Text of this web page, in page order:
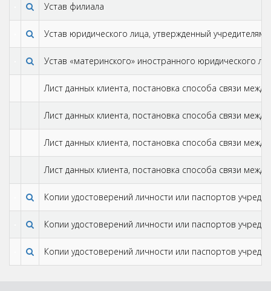
Устав филиалa
Устав юридического лица, утвержденный учредителями
Устав «материнского» иностранного юридического
Лист данных клиента, постановка способа связи
Лист данных клиента, постановка способа связи
Лист данных клиента, постановка способа связи
Лист данных клиента, постановка способа связи
Копии удостоверений личности или паспортов
Копии удостоверений личности или паспортов
Копии удостоверений личности или паспортов